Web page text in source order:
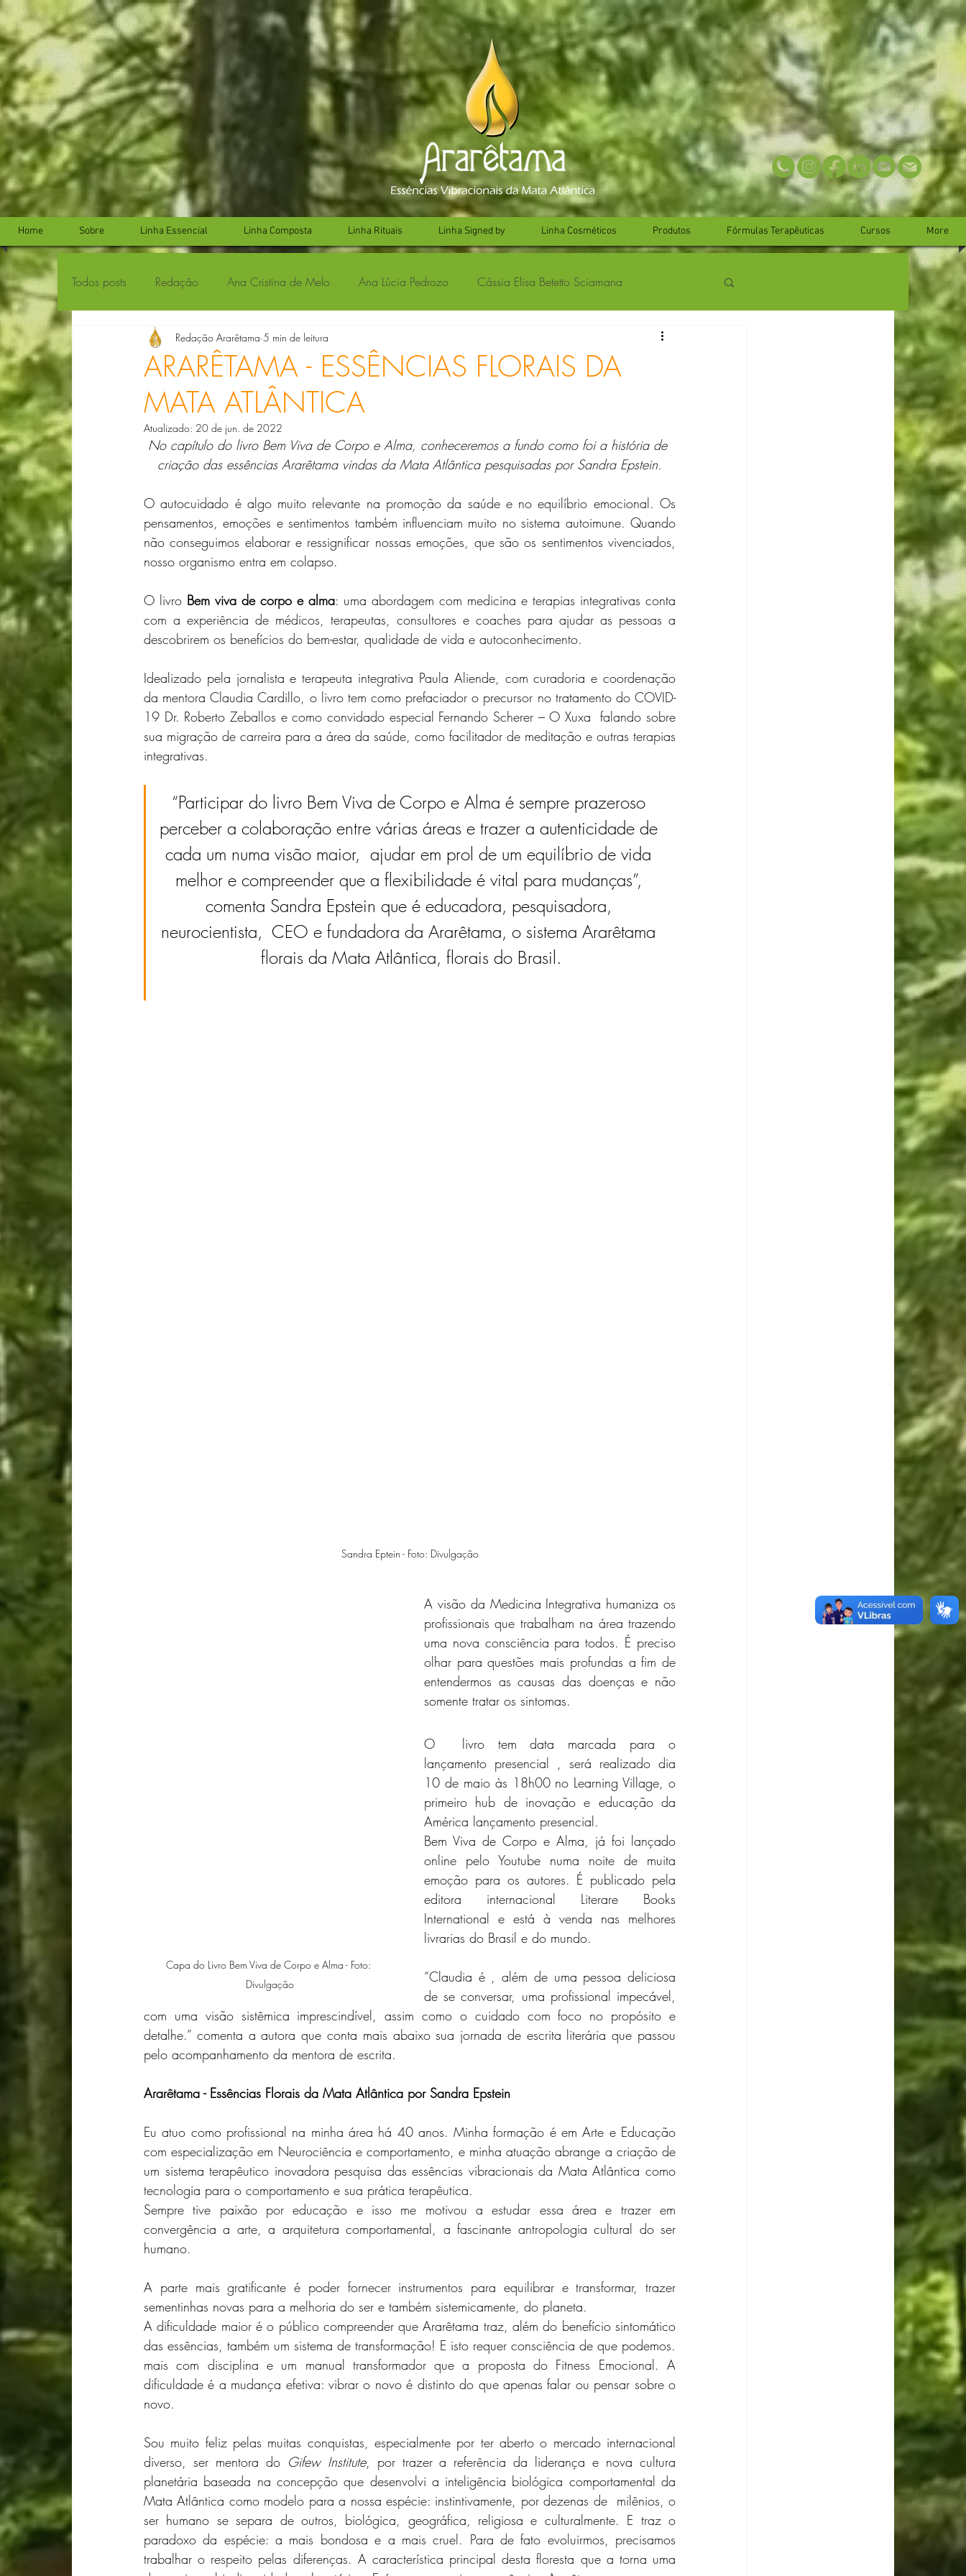
... ...
Home Sobre Linha Essencial Linha Composta Linha Rituais Linha Signed by Linha Cosméticos Produtos Fórmulas Terapêuticas Cursos More
Todos posts Redação Ana Cristina de Melo Ana Lúcia Pedrozo Cássia Elisa Betetto Sciamana
Denise Giarelli Doris Barg Dra. Ellen Costa Mendes Soares Heloisa Gomes
Dra. Luciana Ribeiro Lizete de Paula Metaverso
Compondo Biografias com Florais Lucia Albuquerque
ARARÊTAMA - ESSÊNCIAS FLORAIS DA
MATA ATLÂNTICA
Redação Ararêtama 5 min de leitura
Atualizado: 20 de jun. de 2022
No capítulo do livro Bem Viva de Corpo e Alma, conheceremos a fundo como foi a história de
criação das essências Ararêtama vindas da Mata Atlântica pesquisadas por Sandra Epstein.
O autocuidado é algo muito relevante na promoção da saúde e no equilíbrio emocional. Os
pensamentos, emoções e sentimentos também influenciam muito no sistema autoimune. Quando
não conseguimos elaborar e ressignificar nossas emoções, que são os sentimentos vivenciados,
nosso organismo entra em colapso.
O livro Bem viva de corpo e alma: uma abordagem com medicina e terapias integrativas conta
com a experiência de médicos, terapeutas, consultores e coaches para ajudar as pessoas a
descobrirem os benefícios do bem-estar, qualidade de vida e autoconhecimento.
Idealizado pela jornalista e terapeuta integrativa Paula Aliende, com curadoria e coordenação
da mentora Claudia Cardillo, o livro tem como prefaciador o precursor no tratamento do COVID-
19 Dr. Roberto Zeballos e como convidado especial Fernando Scherer – O Xuxa
  falando sobre
sua migração de carreira para a área da saúde, como facilitador de meditação e outras terapias
integrativas.
“Participar do livro Bem Viva de Corpo e Alma é sempre prazeroso
perceber a colaboração entre várias áreas e trazer a autenticidade de
cada um numa visão maior,  ajudar em prol de um equilíbrio de vida
melhor e compreender que a flexibilidade é vital para mudanças”,
comenta Sandra Epstein que é educadora, pesquisadora,
neurocientista,  CEO e fundadora da Ararêtama, o sistema Ararêtama
florais da Mata Atlântica, florais do Brasil.
Sandra Eptein - Foto: Divulgação
Capa do Livro Bem Viva de Corpo e Alma - Foto:
Divulgação
A visão da Medicina Integrativa humaniza os
profissionais que trabalham na área trazendo
uma nova consciência para todos. É preciso
olhar para questões mais profundas a fim de
entendermos as causas das doenças e não
somente tratar os sintomas.
O  livro tem data marcada para o
lançamento presencial , será realizado dia
10 de maio às 18h00 no Learning Village, o
primeiro hub de inovação e educação da
América lançamento presencial.
Bem Viva de Corpo e Alma, já foi lançado
online pelo Youtube numa noite de muita
emoção para os autores. É publicado pela
editora internacional Literare Books
International e está à venda nas melhores
livrarias do Brasil e do mundo.
“Claudia é , além de uma pessoa deliciosa
de se conversar, uma profissional impecável,
com uma visão sistêmica imprescindível, assim como o cuidado com foco no propósito e
detalhe.” comenta a autora que conta mais abaixo sua jornada de escrita literária que passou
pelo acompanhamento da mentora de escrita.
Ararêtama - Essências Florais da Mata Atlântica por Sandra Epstein
Eu atuo como profissional na minha área há 40 anos. Minha formação é em Arte e Educação
com especialização em Neurociência e comportamento, e minha atuação abrange a criação de
um sistema terapêutico inovadora pesquisa das essências vibracionais da Mata Atlântica como
tecnologia para o comportamento e sua prática terapêutica.
Sempre tive paixão por educação e isso me motivou a estudar essa área e trazer em
convergência a arte, a arquitetura comportamental, a fascinante antropologia cultural do ser
humano.
A parte mais gratificante é poder fornecer instrumentos para equilibrar e transformar, trazer
sementinhas novas para a melhoria do ser e também sistemicamente, do planeta.
A dificuldade maior é o público compreender que Ararêtama traz, além do benefício sintomático
das essências, também um sistema de transformação! E isto requer consciência de que podemos.
mais com disciplina e um manual transformador que a proposta do Fitness Emocional. A
dificuldade é a mudança efetiva: vibrar o novo é distinto do que apenas falar ou pensar sobre o
novo.
Sou muito feliz pelas muitas conquistas, especialmente por ter aberto o mercado internacional
diverso, ser mentora do Gifew Institute, por trazer a referência da liderança e nova cultura
planetária baseada na concepção que desenvolvi a inteligência biológica comportamental da
Mata Atlântica como modelo para a nossa espécie: instintivamente, por dezenas de  milênios, o
ser humano se separa de outros, biológica, geográfica, religiosa e culturalmente. E traz o
paradoxo da espécie: a mais bondosa e a mais cruel. Para de fato evoluirmos, precisamos
trabalhar o respeito pelas diferenças. A característica principal desta floresta que a torna uma